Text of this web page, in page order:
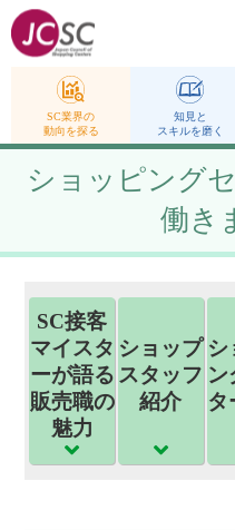
SC業界の
動向を探る
知見と
スキルを磨く
ショッピング
働き
SC接客
マイスタ
ーが語る
販売職の
魅力
ショップ
スタッフ
紹介
シ
ン
タ